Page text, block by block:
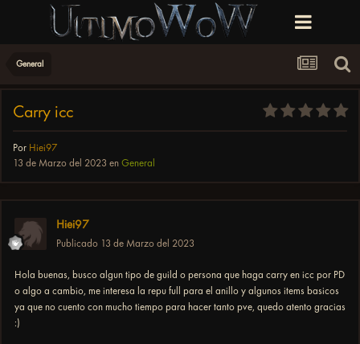
General
Carry icc
Por Hiei97
13 de Marzo del 2023 en General
Hiei97
Publicado 13 de Marzo del 2023
Hola buenas, busco algun tipo de guild o persona que haga carry en icc por PD
o algo a cambio, me interesa la repu full para el anillo y algunos items basicos
ya que no cuento con mucho tiempo para hacer tanto pve, quedo atento gracias
:)